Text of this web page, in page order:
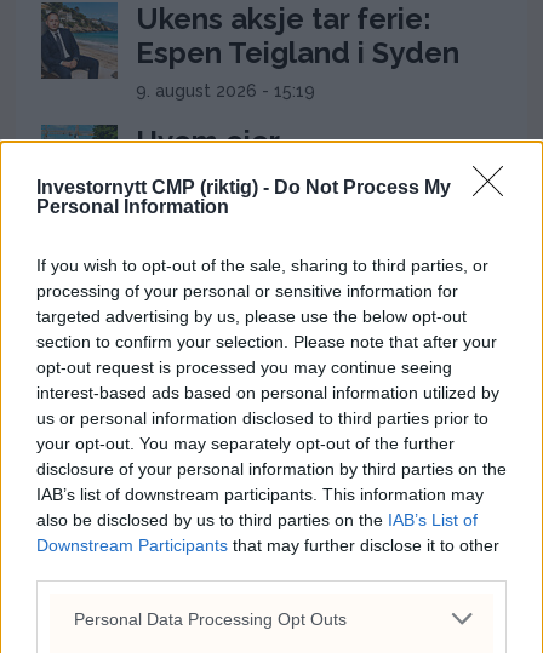
Investornytt CMP (riktig) - Do Not Process My
Personal Information
If you wish to opt-out of the sale, sharing to third parties, or
processing of your personal or sensitive information for
targeted advertising by us, please use the below opt-out
section to confirm your selection. Please note that after your
opt-out request is processed you may continue seeing
interest-based ads based on personal information utilized by
us or personal information disclosed to third parties prior to
your opt-out. You may separately opt-out of the further
disclosure of your personal information by third parties on the
IAB’s list of downstream participants. This information may
also be disclosed by us to third parties on the IAB’s List of
Downstream Participants that may further disclose it to other
Personal Data Processing Opt Outs
Ukens aksje tar ferie:
Espen Teigland i Syden
9. august 2026 - 15:19
Hvem eier
rettferdigheten?
Formuesskatt,
likhetskultur
3. august 2026 - 10:03
ANNONSE